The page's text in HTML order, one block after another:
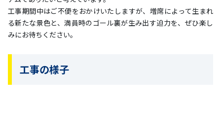
工事期間中はご不便をおかけいたしますが、増席によって生まれ
る新たな景色と、満員時のゴール裏が生み出す迫力を、ぜひ楽し
みにお待ちください。
工事の様子